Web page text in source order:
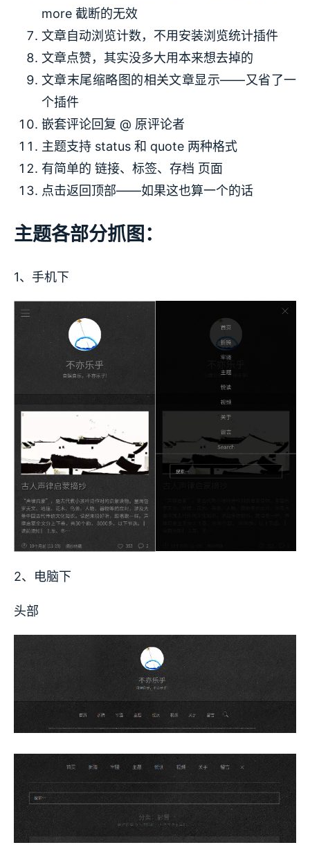
more 截断的无效
文章自动浏览计数，不用安装浏览统计插件
文章点赞，其实没多大用本来想去掉的
文章末尾缩略图的相关文章显示——又省了一
个插件
嵌套评论回复 @ 原评论者
主题支持 status 和 quote 两种格式
有简单的 链接、标签、存档 页面
点击返回顶部——如果这也算一个的话
主题各部分抓图：
1、手机下
2、电脑下
头部